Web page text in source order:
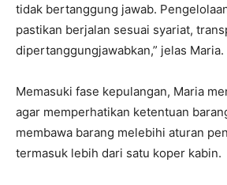
tidak bertanggung jawab.
pastikan berjalan sesuai syariat,
dipertanggungjawabkan,” jelas Maria.
Memasuki fase kepulangan, Maria
agar memperhatikan ketentuan
membawa barang melebihi aturan
termasuk lebih dari satu koper kabin.